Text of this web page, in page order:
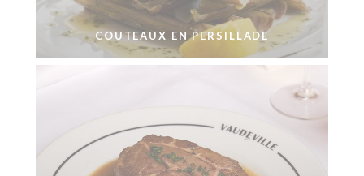
COUTEAUX EN PERSILLADE